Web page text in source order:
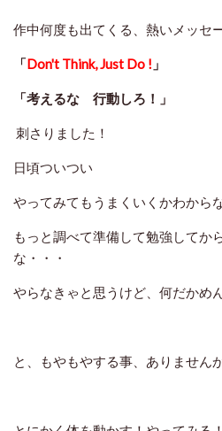
作中何度も出てくる、熱いメッセ
「Don't Think, Just Do ! 」
「考えるな 行動しろ！」
刺さりました！
日頃ついつい
やってみてもうまくいくかわから
もっと調べて準備して勉強してか
な・・・
やらなきゃと思うけど、何だかめ
と、もやもやする事、ありません